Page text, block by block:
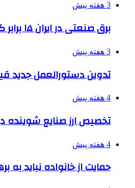
3 هفته پیش
برق صنعتی در ایران ۱۵ برابر گران‌تر از خانگی است
3 هفته پیش
تدوین دستورالعمل جدید
4 هفته پیش
تخصیص ارز صنایع شوینده
4 هفته پیش
حمایت از خانواده نباید به